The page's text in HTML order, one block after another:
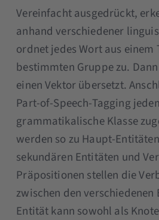
Vereinfacht ausgedrückt,
anhand verschiedener
ordnet jedes Wort aus einem
bestimmten Gruppe zu.
einen Vektor übersetzt.
Part-of-Speech-Tagging
grammatikalische Klasse
werden so zu Haupt-
sekundären Entitäten und
Präpositionen stellen die
zwischen den verschiedenen
Entität kann sowohl als